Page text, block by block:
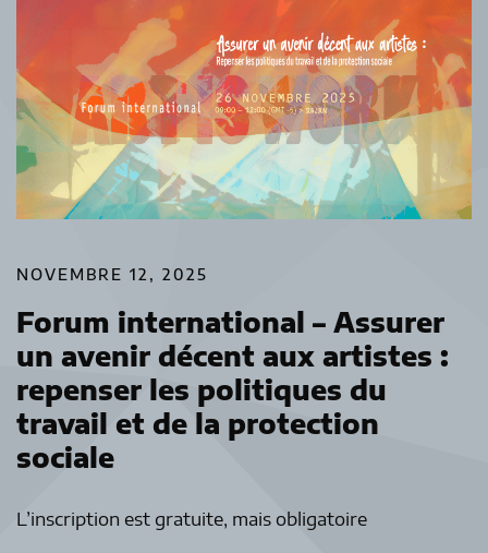
NOVEMBRE 12, 2025
Forum international – Assurer
un avenir décent aux artistes :
repenser les politiques du
travail et de la protection
sociale
L’inscription est gratuite, mais obligatoire